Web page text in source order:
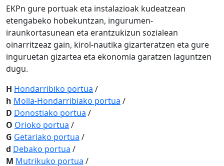
EKPn gure portuak eta instalazioak kudeatzean
etengabeko hobekuntzan, ingurumen-
iraunkortasunean eta erantzukizun sozialean
oinarritzeaz gain, kirol-nautika gizarteratzen eta gure
inguruetan gizartea eta ekonomia garatzen laguntzen
dugu.
H Hondarribiko portua /
h Molla-Hondarribiako portua /
D Donostiako portua /
O Orioko portua /
G Getariako portua /
d Debako portua /
M Mutrikuko portua /